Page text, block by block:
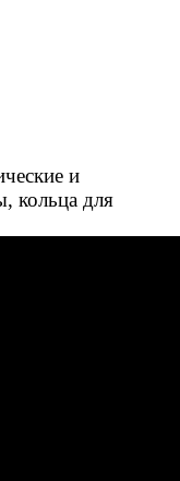
и
кольца для